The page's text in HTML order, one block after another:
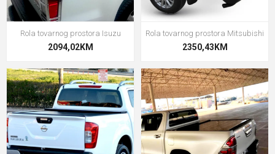
Rola tovarnog prostora Isuzu
2094,02KM
Rola tovarnog prostora Mitsubishi
2350,43KM